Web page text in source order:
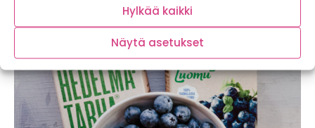
Hylkää kaikki
Näytä asetukset